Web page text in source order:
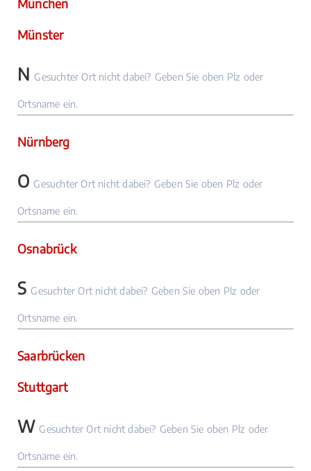
München
Münster
N Gesuchter Ort nicht dabei? Geben Sie oben Plz oder
Ortsname ein.
Nürnberg
O Gesuchter Ort nicht dabei? Geben Sie oben Plz oder
Ortsname ein.
Osnabrück
S Gesuchter Ort nicht dabei? Geben Sie oben Plz oder
Ortsname ein.
Saarbrücken
Stuttgart
W Gesuchter Ort nicht dabei? Geben Sie oben Plz oder
Ortsname ein.